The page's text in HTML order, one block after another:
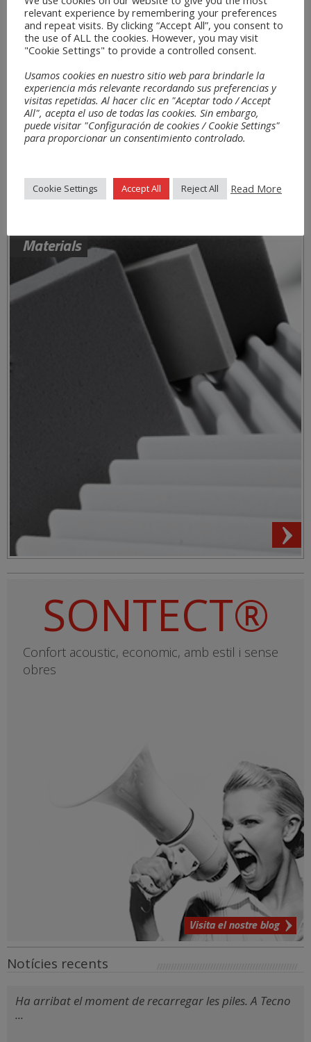
Materials
SONTECT®
Confort acoustic, economic, amb estil i sense
obres
Visita el nostre blog
Notícies recents
Ha arribat el moment de recarregar les piles. A Tecno
...
relevant experience by remembering your preferences
and repeat visits. By clicking “Accept All”, you consent to
the use of ALL the cookies. However, you may visit
"Cookie Settings" to provide a controlled consent.
Usamos cookies en nuestro sitio web para brindarle la
experiencia más relevante recordando sus preferencias y
visitas repetidas. Al hacer clic en "Aceptar todo / Accept
All", acepta el uso de todas las cookies. Sin embargo,
puede visitar "Configuración de cookies / Cookie Settings"
para proporcionar un consentimiento controlado.
Cookie Settings Accept All Reject All Read More